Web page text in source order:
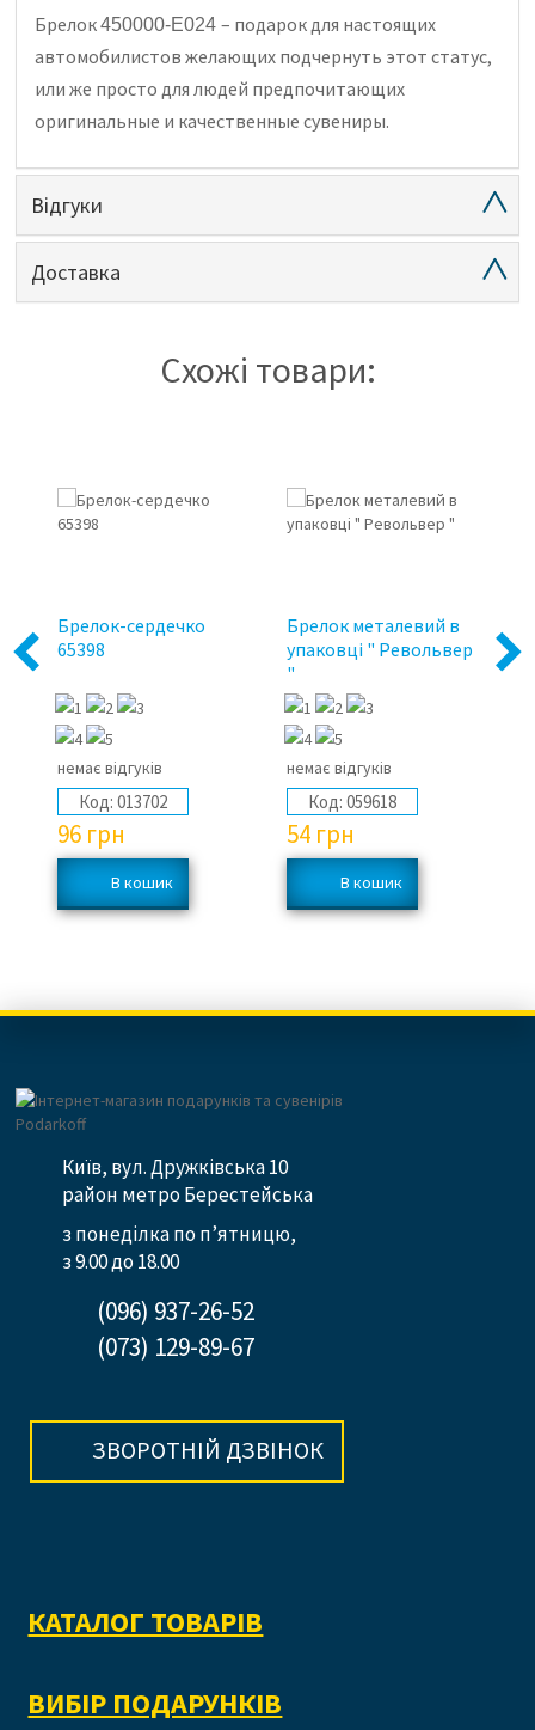
Брелок450000-Е024– подарок для настоящих
автомобилистов желающих подчернуть этот статус,
или же просто для людей предпочитающих
оригинальные и качественные сувениры.
Відгуки
Доставка
Схожі товари:
Previous
Брелок-сердечко
65398
немає відгуків
Код: 013702
96 грн
Брелок металевий в
упаковці " Револьвер
"
немає відгуків
Код: 059618
54 грн
Next
Київ, вул. Дружківська 10
район метро Берестейська
з понеділка по п’ятницю,
з 9.00 до 18.00
(096) 937-26-52
(073) 129-89-67
ЗВОРОТНІЙ ДЗВІНОК
КАТАЛОГ ТОВАРІВ
ВИБІР ПОДАРУНКІВ